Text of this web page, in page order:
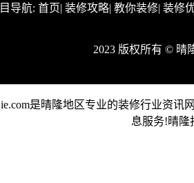
导航: 首页| 装修攻略| 教你装修| 装修
2023 版权所有 ©
是晴隆地区专业的装修行业资
息服务!晴隆